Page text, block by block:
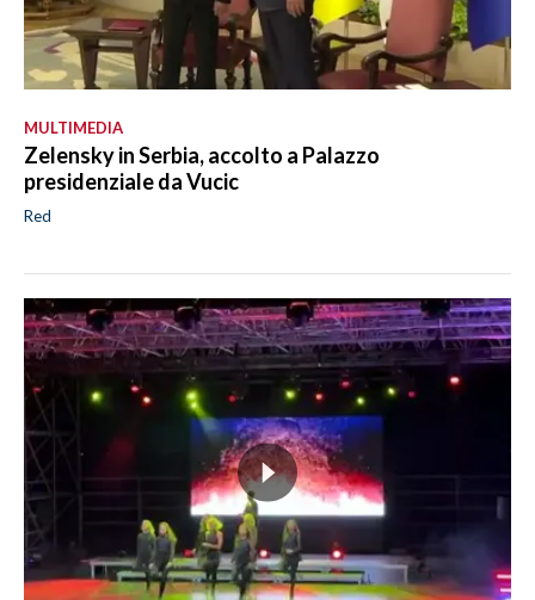
MULTIMEDIA
Zelensky in Serbia, accolto a Palazzo
presidenziale da Vucic
Red